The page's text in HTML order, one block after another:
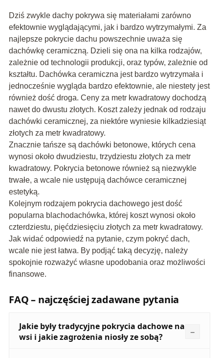
Dziś zwykle dachy pokrywa się materiałami zarówno
efektownie wyglądającymi, jak i bardzo wytrzymałymi. Za
najlepsze pokrycie dachu powszechnie uważa się
dachówkę ceramiczną. Dzieli się ona na kilka rodzajów,
zależnie od technologii produkcji, oraz typów, zależnie od
kształtu. Dachówka ceramiczna jest bardzo wytrzymała i
jednocześnie wygląda bardzo efektownie, ale niestety jest
również dość droga. Ceny za metr kwadratowy dochodzą
nawet do dwustu złotych. Koszt zależy jednak od rodzaju
dachówki ceramicznej, za niektóre wyniesie kilkadziesiąt
złotych za metr kwadratowy.
Znacznie tańsze są dachówki betonowe, których cena
wynosi około dwudziestu, trzydziestu złotych za metr
kwadratowy. Pokrycia betonowe również są niezwykle
trwałe, a wcale nie ustępują dachówce ceramicznej
estetyką.
Kolejnym rodzajem pokrycia dachowego jest dość
popularna blachodachówka, której koszt wynosi około
czterdziestu, pięćdziesięciu złotych za metr kwadratowy.
Jak widać odpowiedź na pytanie, czym pokryć dach,
wcale nie jest łatwa. By podjąć taką decyzję, należy
spokojnie rozważyć własne upodobania oraz możliwości
finansowe.
FAQ – najczęściej zadawane pytania
Jakie były tradycyjne pokrycia dachowe na
wsi i jakie zagrożenia niosły ze sobą?